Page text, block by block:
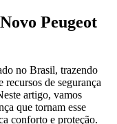
Peugeot
no Brasil, trazendo
de segurança
artigo, vamos
que tornam esse
conforto e proteção.